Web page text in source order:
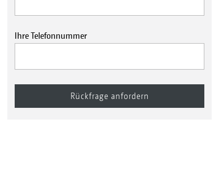
Ihre Telefonnummer